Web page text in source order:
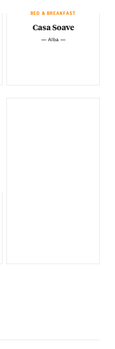
BED & BREAKFAST
Casa Soave
— Alba —